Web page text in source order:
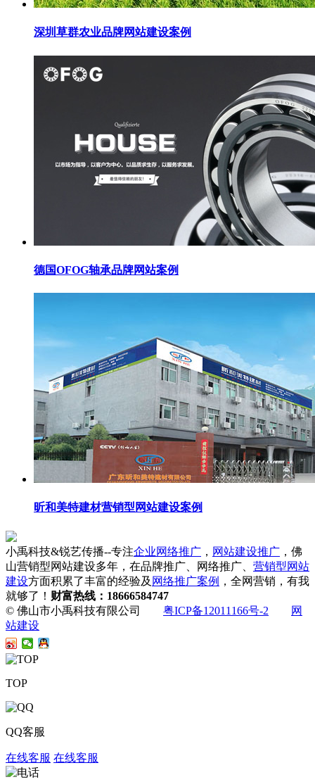
深圳草群农业品牌网站建设案例
德国OFOG轴承品牌网站案例
昕和美特建材营销型网站建设案例
小禹科技&锐艺传播--专注企业网络推广 ， 网站建设推广 ，佛
山营销型网站建设多年，在品牌推广、网络推广、 营销型网站
建设方面积累了丰富的经验及 网络推广案例 ，全网营销，有我
就够了！ 财富热线：18666584747
© 佛山市小禹科技有限公司 粤ICP备12011166号-2
网
站建设
TOP
QQ客服
在线客服 在线客服